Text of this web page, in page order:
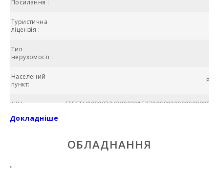
Посилання :
Туристична
ліцензія :
Тип
нерухомості :
Населений
пункт:
NIU:
№ ванних
Докладніше
ОБЛАДНАННЯ
.